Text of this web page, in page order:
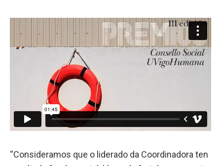
“Consideramos que o liderado da Coordinadora ten